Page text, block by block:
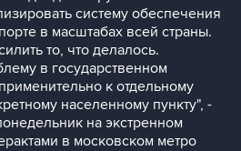
систему обеспечения
в масштабах всей страны.
то, что делалось.
в государственном
к отдельному
населенному пункту", -
на экстренном
в московском метро